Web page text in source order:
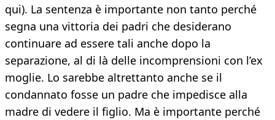
qui). La sentenza è importante non tanto perché
segna una vittoria dei padri che desiderano
continuare ad essere tali anche dopo la
separazione, al di là delle incomprensioni con l’ex
moglie. Lo sarebbe altrettanto anche se il
condannato fosse un padre che impedisce alla
madre di vedere il figlio. Ma è importante perché